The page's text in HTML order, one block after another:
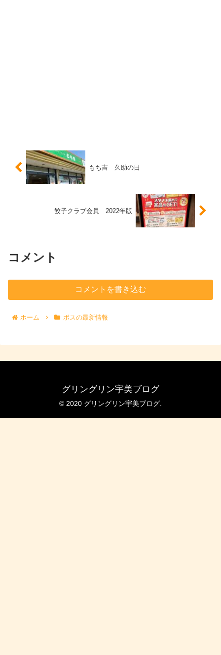
もち吉 久助の日
餃子クラブ会員 2022年版
コメント
コメントを書き込む
ホーム ボスの最新情報
グリングリン宇美ブログ
© 2020 グリングリン宇美ブログ.